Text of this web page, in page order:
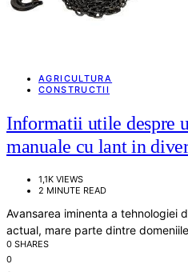
AGRICULTURA
CONSTRUCTII
Informatii utile despre
manuale cu lant in
1,1K VIEWS
2 MINUTE READ
Avansarea iminenta a tehnologiei
actual, mare parte dintre
0 SHARES
0